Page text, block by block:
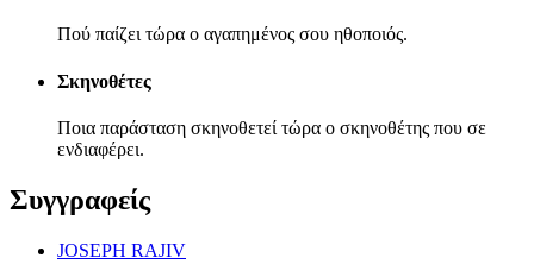
Πού παίζει τώρα ο αγαπημένος σου ηθοποιός.
Σκηνοθέτες
Ποια παράσταση σκηνοθετεί τώρα ο σκηνοθέτης που σε
ενδιαφέρει.
Συγγραφείς
JOSEPH RAJIV